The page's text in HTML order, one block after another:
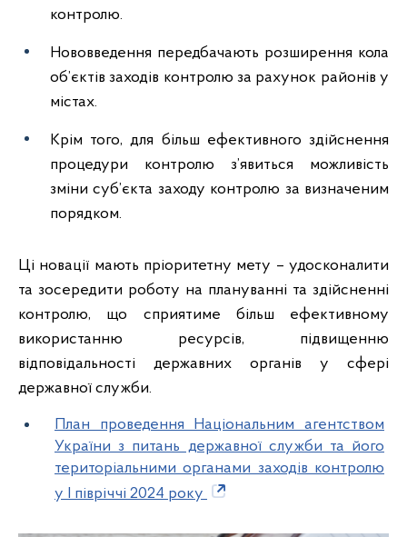
контролю.
Нововведення передбачають розширення кола
об’єктів заходів контролю за рахунок районів у
містах.
Крім того, для більш ефективного здійснення
процедури контролю з’явиться можливість
зміни суб’єкта заходу контролю за визначеним
порядком.
Ці новації мають пріоритетну мету – удосконалити
та зосередити роботу на плануванні та здійсненні
контролю, що сприятиме більш ефективному
використанню ресурсів, підвищенню
відповідальності державних органів у сфері
державної служби.
План проведення Національним агентством
України з питань державної служби та його
територіальними органами заходів контролю
у І півріччі 2024 року